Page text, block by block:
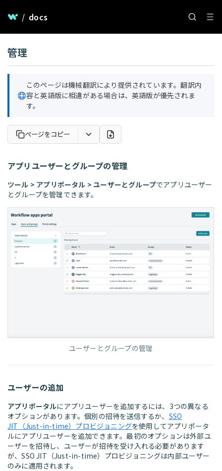
/ docs
管理
このページは機械翻訳により提供されています。翻訳内
容と英語版に相違がある場合は、英語版が優先されま
す。
ページをコピー
アプリユーザーとグループの管理
ツール > アプリポータル > ユーザーとグループでアプリユーザー
とグループを管理できます。
ユーザーとグループの管理
ユーザーの追加
アプリポータルにアプリユーザーを追加するには、3つの異なる
オプションがあります。個別の招待を送信するか、 SSO
JIT（Just-in-time）プロビジョニングを使用してアプリポータ
ルにアプリユーザーを追加できます。最初のオプションは外部ユ
ーザーを招待し、ユーザーが招待を受け入れる必要があります
が、SSO JIT（Just-in-time）プロビジョニングは内部ユーザー
のみに適用されます。